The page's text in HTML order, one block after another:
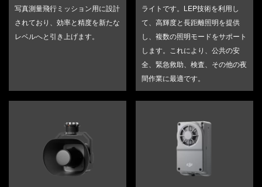
写真測量飛行ミッション用に設計
されており、効率と精度を新たな
レベルへと引き上げます。
ライトです。LEP技術を利用し
て、高輝度と長距離照明を提供
し、複数の照明モードをサポート
します。これにより、公共の安
全、緊急救助、検査、その他の夜
間作業に最適です。